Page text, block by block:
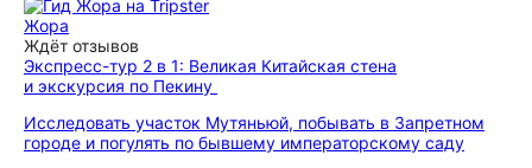
Жора
Ждёт отзывов
Экспресс-тур 2 в 1: Великая Китайская стена
и экскурсия по Пекину
Исследовать участок Мутяньюй, побывать в Запретном
городе и погулять по бывшему императорскому саду